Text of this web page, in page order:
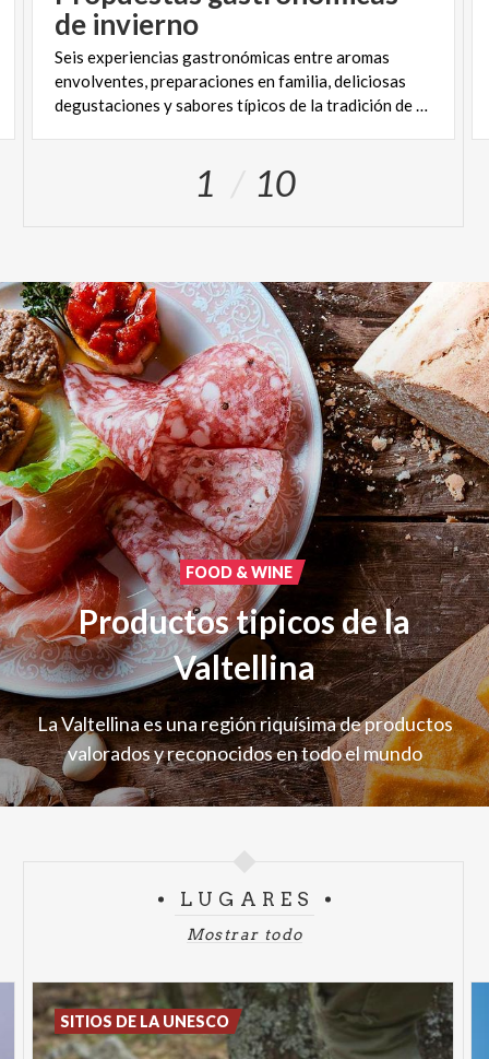
de invierno
Seis experiencias gastronómicas entre aromas
envolventes, preparaciones en familia, deliciosas
degustaciones y sabores típicos de la tradición de Lombardía.
1 10
Productos tipicos de la
Valtellina
LaValtellinaes unaregiónriquísimadeproductos
valoradosyreconocidosentodoelmundo
FOOD & WINE
LUGARES
Mostrar todo
SITIOS DE LA UNESCO